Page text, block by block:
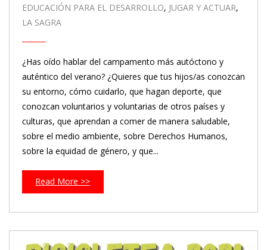
EDUCACIÓN PARA EL DESARROLLO, JUGAR Y ACTUAR,
LA SAGRA
¿Has oído hablar del campamento más autóctono y
auténtico del verano? ¿Quieres que tus hijos/as conozcan
su entorno, cómo cuidarlo, que hagan deporte, que
conozcan voluntarios y voluntarias de otros países y
culturas, que aprendan a comer de manera saludable,
sobre el medio ambiente, sobre Derechos Humanos,
sobre la equidad de género, y que...
Read More >>